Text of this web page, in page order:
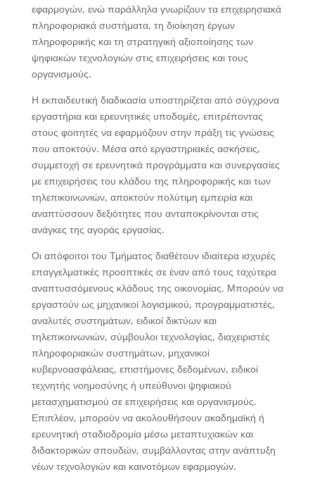
εφαρμογών, ενώ παράλληλα γνωρίζουν τα επιχειρησιακά
πληροφοριακά συστήματα, τη διοίκηση έργων
πληροφορικής και τη στρατηγική αξιοποίησης των
ψηφιακών τεχνολογιών στις επιχειρήσεις και τους
οργανισμούς.
Η εκπαιδευτική διαδικασία υποστηρίζεται από σύγχρονα
εργαστήρια και ερευνητικές υποδομές, επιτρέποντας
στους φοιτητές να εφαρμόζουν στην πράξη τις γνώσεις
που αποκτούν. Μέσα από εργαστηριακές ασκήσεις,
συμμετοχή σε ερευνητικά προγράμματα και συνεργασίες
με επιχειρήσεις του κλάδου της πληροφορικής και των
τηλεπικοινωνιών, αποκτούν πολύτιμη εμπειρία και
αναπτύσσουν δεξιότητες που ανταποκρίνονται στις
ανάγκες της αγοράς εργασίας.
Οι απόφοιτοι του Τμήματος διαθέτουν ιδιαίτερα ισχυρές
επαγγελματικές προοπτικές σε έναν από τους ταχύτερα
αναπτυσσόμενους κλάδους της οικονομίας. Μπορούν να
εργαστούν ως μηχανικοί λογισμικού, προγραμματιστές,
αναλυτές συστημάτων, ειδικοί δικτύων και
τηλεπικοινωνιών, σύμβουλοι τεχνολογίας, διαχειριστές
πληροφοριακών συστημάτων, μηχανικοί
κυβερνοασφάλειας, επιστήμονες δεδομένων, ειδικοί
τεχνητής νοημοσύνης ή υπεύθυνοι ψηφιακού
μετασχηματισμού σε επιχειρήσεις και οργανισμούς.
Επιπλέον, μπορούν να ακολουθήσουν ακαδημαϊκή ή
ερευνητική σταδιοδρομία μέσω μεταπτυχιακών και
διδακτορικών σπουδών, συμβάλλοντας στην ανάπτυξη
νέων τεχνολογιών και καινοτόμων εφαρμογών.